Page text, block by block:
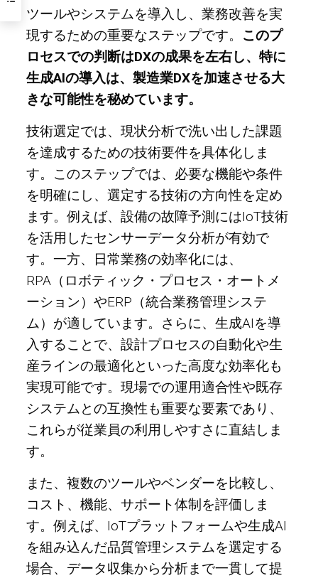
ツールやシステムを導入し、業務改善を実
現するための重要なステップです。 このプ
ロセスでの判断はDXの成果を左右し、特に
生成AIの導入は、製造業DXを加速させる大
きな可能性を秘めています。
技術選定では、現状分析で洗い出した課題
を達成するための技術要件を具体化しま
す。このステップでは、必要な機能や条件
を明確にし、選定する技術の方向性を定め
ます。例えば、設備の故障予測にはIoT技術
を活用したセンサーデータ分析が有効で
す。一方、日常業務の効率化には、
RPA（ロボティック・プロセス・オートメ
ーション）やERP（統合業務管理システ
ム）が適しています。さらに、生成AIを導
入することで、設計プロセスの自動化や生
産ラインの最適化といった高度な効率化も
実現可能です。現場での運用適合性や既存
システムとの互換性も重要な要素であり、
これらが従業員の利用しやすさに直結しま
す。
また、複数のツールやベンダーを比較し、
コスト、機能、サポート体制を評価しま
す。例えば、IoTプラットフォームや生成AI
を組み込んだ品質管理システムを選定する
場合、データ収集から分析まで一貫して提